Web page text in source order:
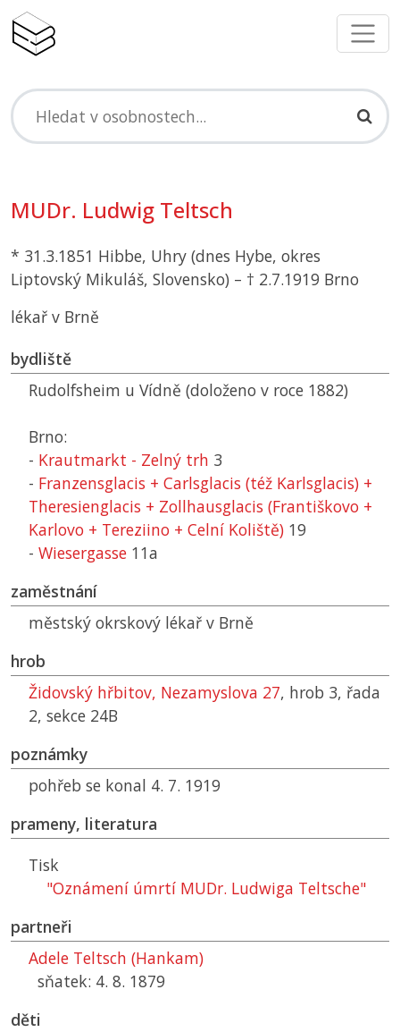
MUDr. Ludwig Teltsch
* 31.3.1851 Hibbe, Uhry (dnes Hybe, okres
Liptovský Mikuláš, Slovensko) – † 2.7.1919 Brno
lékař v Brně
bydliště
Rudolfsheim u Vídně (doloženo v roce 1882)
Brno:
- Krautmarkt - Zelný trh 3
- Franzensglacis + Carlsglacis (též Karlsglacis) +
Theresienglacis + Zollhausglacis (Františkovo +
Karlovo + Tereziino + Celní Koliště) 19
- Wiesergasse 11a
zaměstnání
městský okrskový lékař v Brně
hrob
Židovský hřbitov, Nezamyslova 27, hrob 3, řada
2, sekce 24B
poznámky
pohřeb se konal 4. 7. 1919
prameny, literatura
Tisk
"Oznámení úmrtí MUDr. Ludwiga Teltsche"
partneři
Adele Teltsch (Hankam)
sňatek: 4. 8. 1879
děti